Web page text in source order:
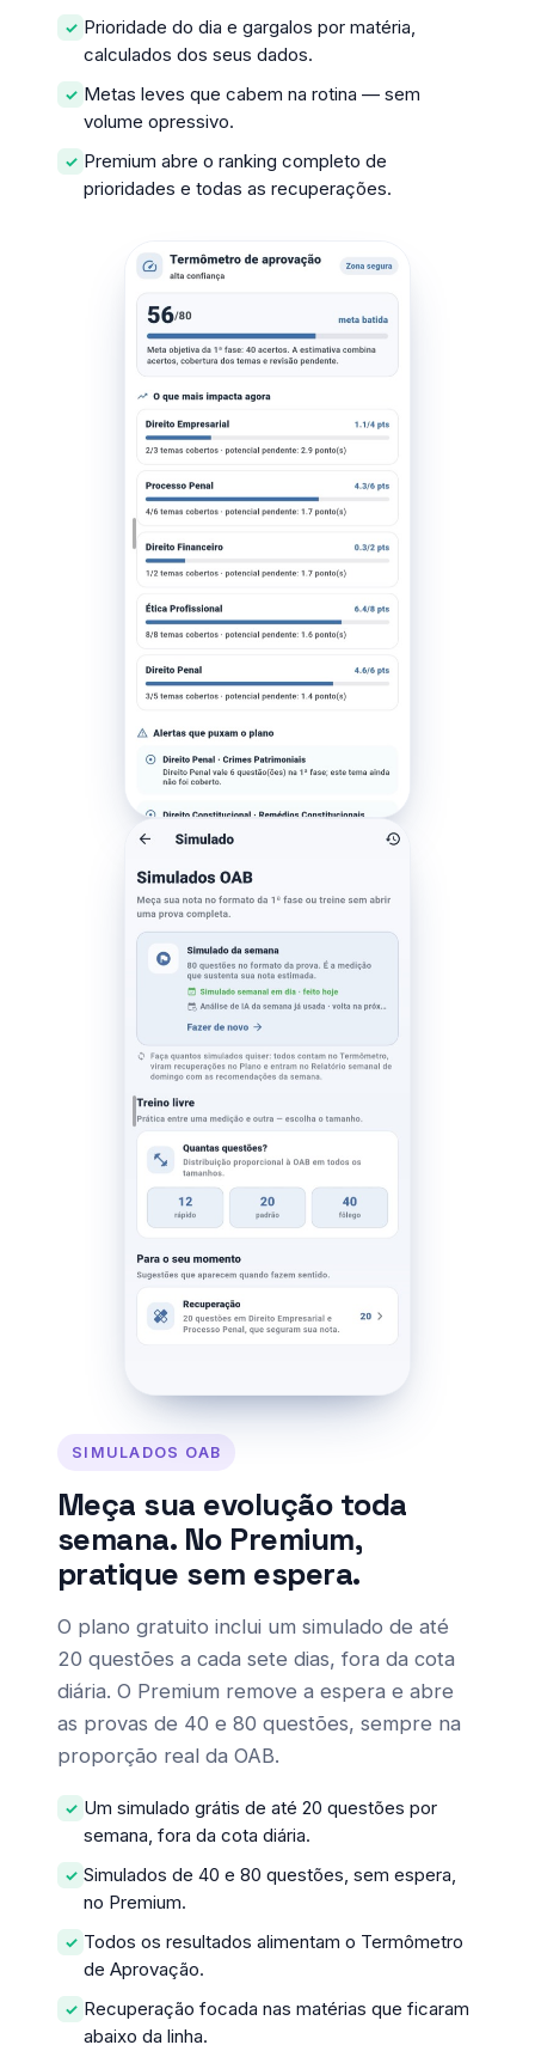
Prioridade do dia e gargalos por matéria,
calculados dos seus dados.
Metas leves que cabem na rotina — sem
volume opressivo.
Premium abre o ranking completo de
prioridades e todas as recuperações.
SIMULADOS OAB
Meça sua evolução toda
semana. No Premium,
pratique sem espera.
O plano gratuito inclui um simulado de até
20 questões a cada sete dias, fora da cota
diária. O Premium remove a espera e abre
as provas de 40 e 80 questões, sempre na
proporção real da OAB.
Um simulado grátis de até 20 questões por
semana, fora da cota diária.
Simulados de 40 e 80 questões, sem espera,
no Premium.
Todos os resultados alimentam o Termômetro
de Aprovação.
Recuperação focada nas matérias que ficaram
abaixo da linha.